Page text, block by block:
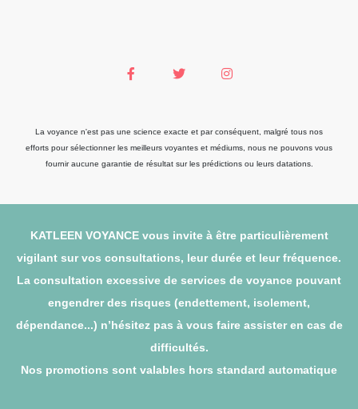
La voyance n'est pas une science exacte et par conséquent, malgré tous nos
efforts pour sélectionner les meilleurs voyantes et médiums, nous ne pouvons vous
fournir aucune garantie de résultat sur les prédictions ou leurs datations.
KATLEEN VOYANCE vous invite à être particulièrement
vigilant sur vos consultations, leur durée et leur fréquence.
La consultation excessive de services de voyance pouvant
engendrer des risques (endettement, isolement,
dépendance...) n’hésitez pas à vous faire assister en cas de
difficultés.
Nos promotions sont valables hors standard automatique